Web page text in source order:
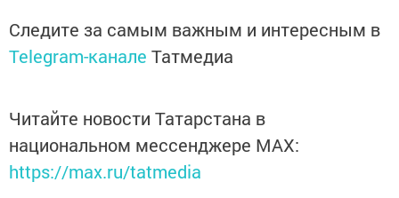
Следите за самым важным и интересным в
Telegram-канале Татмедиа
Читайте новости Татарстана в
национальном мессенджере MАХ:
https://max.ru/tatmedia